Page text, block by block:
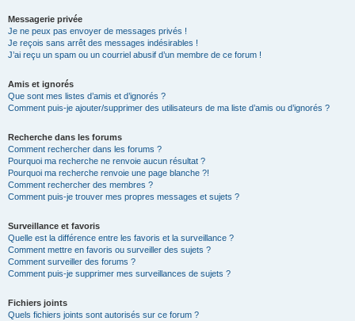
Messagerie privée
Je ne peux pas envoyer de messages privés !
Je reçois sans arrêt des messages indésirables !
J’ai reçu un spam ou un courriel abusif d’un membre de ce forum !
Amis et ignorés
Que sont mes listes d’amis et d’ignorés ?
Comment puis-je ajouter/supprimer des utilisateurs de ma liste d’amis ou d’ignorés ?
Recherche dans les forums
Comment rechercher dans les forums ?
Pourquoi ma recherche ne renvoie aucun résultat ?
Pourquoi ma recherche renvoie une page blanche ?!
Comment rechercher des membres ?
Comment puis-je trouver mes propres messages et sujets ?
Surveillance et favoris
Quelle est la différence entre les favoris et la surveillance ?
Comment mettre en favoris ou surveiller des sujets ?
Comment surveiller des forums ?
Comment puis-je supprimer mes surveillances de sujets ?
Fichiers joints
Quels fichiers joints sont autorisés sur ce forum ?